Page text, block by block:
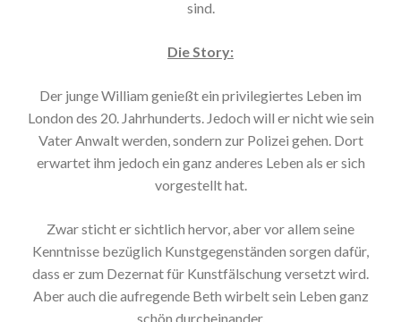
sind.
Die Story:
Der junge William genießt ein privilegiertes Leben im
London des 20. Jahrhunderts. Jedoch will er nicht wie sein
Vater Anwalt werden, sondern zur Polizei gehen. Dort
erwartet ihm jedoch ein ganz anderes Leben als er sich
vorgestellt hat.
Zwar sticht er sichtlich hervor, aber vor allem seine
Kenntnisse bezüglich Kunstgegenständen sorgen dafür,
dass er zum Dezernat für Kunstfälschung versetzt wird.
Aber auch die aufregende Beth wirbelt sein Leben ganz
schön durcheinander.